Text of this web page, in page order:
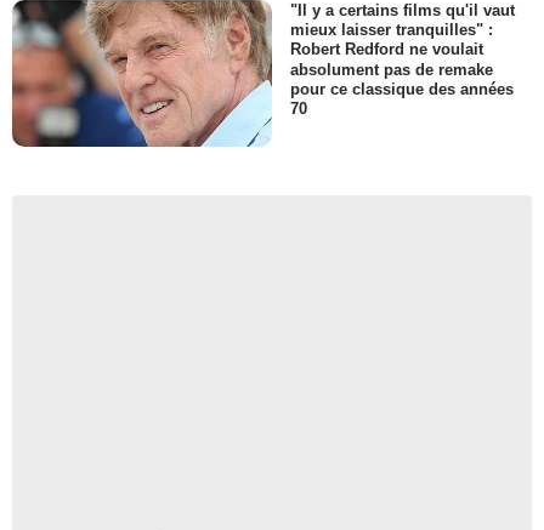
"Il y a certains films qu'il vaut
mieux laisser tranquilles" :
Robert Redford ne voulait
absolument pas de remake
pour ce classique des années
70